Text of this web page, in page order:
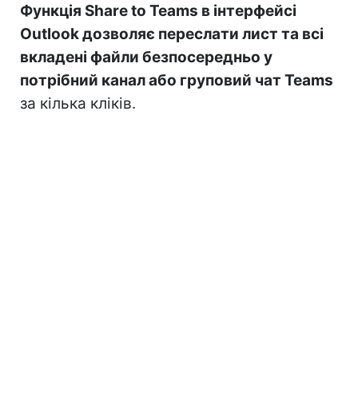
Функція Share to Teams в інтерфейсі
Outlook дозволяє переслати лист та всі
вкладені файли безпосередньо у
потрібний канал або груповий чат Teams
за кілька кліків.